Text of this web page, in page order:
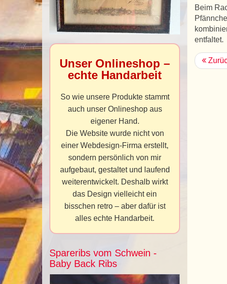
Unser Onlineshop –
echte Handarbeit
So wie unsere Produkte stammt
auch unser Onlineshop aus
eigener Hand.
Die Website wurde nicht von
einer Webdesign-Firma erstellt,
sondern persönlich von mir
aufgebaut, gestaltet und laufend
weiterentwickelt. Deshalb wirkt
das Design vielleicht ein
bisschen retro – aber dafür ist
alles echte Handarbeit.
Spareribs vom Schwein -
Baby Back Ribs
Beim
entfaltet.